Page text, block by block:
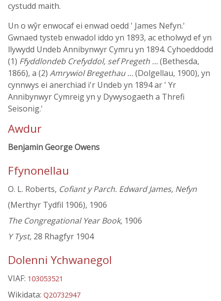
cystudd maith.
Un o wŷr enwocaf ei enwad oedd ' James Nefyn.'
Gwnaed tysteb enwadol iddo yn 1893, ac etholwyd ef yn
llywydd Undeb Annibynwyr Cymru yn 1894. Cyhoeddodd
(1) Ffyddlondeb Crefyddol, sef Pregeth …(Bethesda,
1866), a (2) Amrywiol Bregethau …(Dolgellau, 1900), yn
cynnwys ei anerchiad i'r Undeb yn 1894 ar ' Yr
Annibynwyr Cymreig yn y Dywysogaeth a Threfi
Seisonig.'
Awdur
Benjamin George Owens
Ffynonellau
O. L. Roberts, Cofiant y Parch. Edward James, Nefyn
(Merthyr Tydfil 1906), 1906
The Congregational Year Book, 1906
Y Tyst, 28 Rhagfyr 1904
Dolenni Ychwanegol
VIAF: 103053521
Wikidata: Q20732947